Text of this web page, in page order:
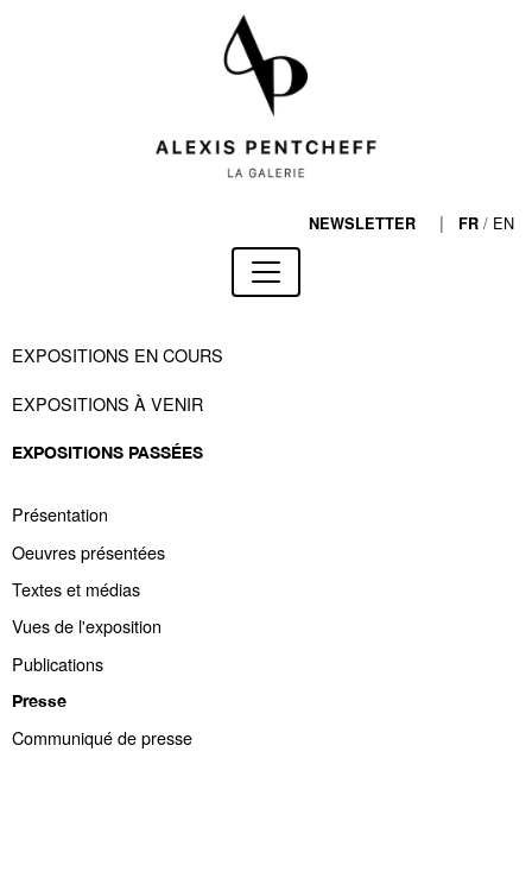
NEWSLETTER | FR / EN
EXPOSITIONS EN COURS
EXPOSITIONS À VENIR
EXPOSITIONS PASSÉES
Présentation
Oeuvres présentées
Textes et médias
Vues de l'exposition
Publications
Presse
Communiqué de presse